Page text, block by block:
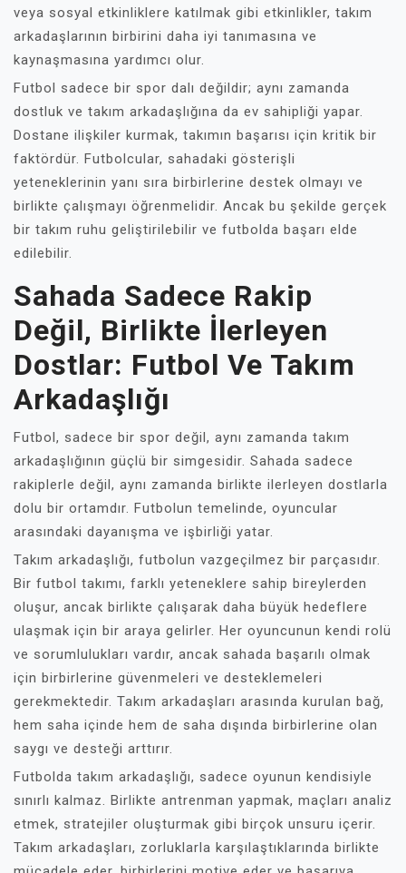
veya sosyal etkinliklere katılmak gibi etkinlikler, takım
arkadaşlarının birbirini daha iyi tanımasına ve
kaynaşmasına yardımcı olur.
Futbol sadece bir spor dalı değildir; aynı zamanda
dostluk ve takım arkadaşlığına da ev sahipliği yapar.
Dostane ilişkiler kurmak, takımın başarısı için kritik bir
faktördür. Futbolcular, sahadaki gösterişli
yeteneklerinin yanı sıra birbirlerine destek olmayı ve
birlikte çalışmayı öğrenmelidir. Ancak bu şekilde gerçek
bir takım ruhu geliştirilebilir ve futbolda başarı elde
edilebilir.
Sahada Sadece Rakip
Değil, Birlikte İlerleyen
Dostlar: Futbol Ve Takım
Arkadaşlığı
Futbol, sadece bir spor değil, aynı zamanda takım
arkadaşlığının güçlü bir simgesidir. Sahada sadece
rakiplerle değil, aynı zamanda birlikte ilerleyen dostlarla
dolu bir ortamdır. Futbolun temelinde, oyuncular
arasındaki dayanışma ve işbirliği yatar.
Takım arkadaşlığı, futbolun vazgeçilmez bir parçasıdır.
Bir futbol takımı, farklı yeteneklere sahip bireylerden
oluşur, ancak birlikte çalışarak daha büyük hedeflere
ulaşmak için bir araya gelirler. Her oyuncunun kendi rolü
ve sorumlulukları vardır, ancak sahada başarılı olmak
için birbirlerine güvenmeleri ve desteklemeleri
gerekmektedir. Takım arkadaşları arasında kurulan bağ,
hem saha içinde hem de saha dışında birbirlerine olan
saygı ve desteği arttırır.
Futbolda takım arkadaşlığı, sadece oyunun kendisiyle
sınırlı kalmaz. Birlikte antrenman yapmak, maçları analiz
etmek, stratejiler oluşturmak gibi birçok unsuru içerir.
Takım arkadaşları, zorluklarla karşılaştıklarında birlikte